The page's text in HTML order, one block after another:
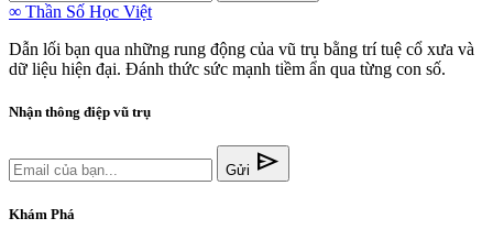
∞ Thần Số Học Việt
Dẫn lối bạn qua những rung động của vũ trụ bằng trí tuệ cổ xưa và
dữ liệu hiện đại. Đánh thức sức mạnh tiềm ẩn qua từng con số.
Nhận thông điệp vũ trụ
Gửi send
Khám Phá